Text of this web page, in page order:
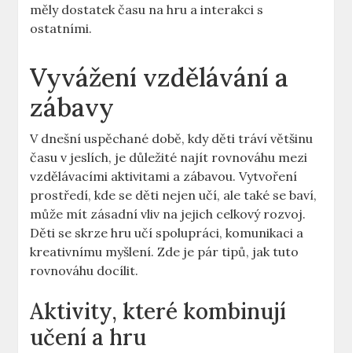
měly dostatek času na hru a interakci s
ostatními.
Vyvážení vzdělávání a
zábavy
V dnešní uspěchané době, kdy děti tráví většinu
času v jeslích, je důležité najít rovnováhu mezi
vzdělávacími aktivitami a zábavou. Vytvoření
prostředí, kde se děti nejen učí, ale také se baví,
může mít zásadní vliv na jejich celkový rozvoj.
Děti se skrze hru učí spolupráci, komunikaci a
kreativnímu myšlení. Zde je pár tipů, jak tuto
rovnováhu docílit.
Aktivity, které kombinují
učení a hru